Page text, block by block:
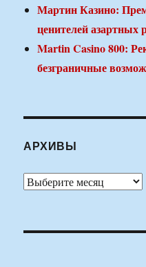
Мартин Казино:
ценителей азартных
Martin Casino 800:
безграничные
АРХИВЫ
Архивы